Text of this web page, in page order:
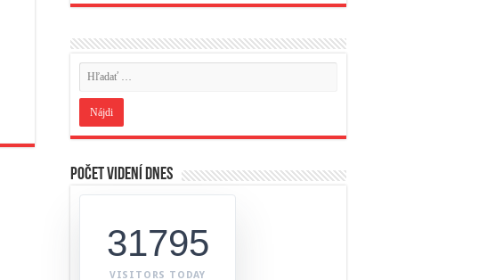
Počet videní dnes
31795
VISITORS TODAY